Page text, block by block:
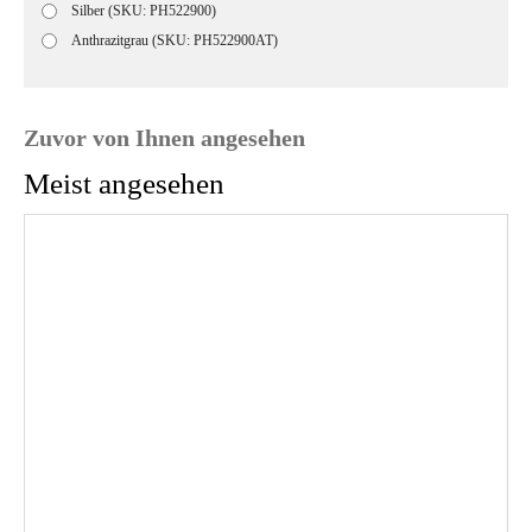
Silber (SKU: PH522900)
Anthrazitgrau (SKU: PH522900AT)
Zuvor von Ihnen angesehen
Meist angesehen